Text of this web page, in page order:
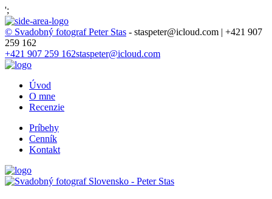
';
© Svadobný fotograf Peter Stas - staspeter@icloud.com | +421 907
259 162
+421 907 259 162staspeter@icloud.com
Úvod
O mne
Recenzie
Príbehy
Cenník
Kontakt